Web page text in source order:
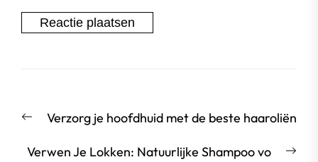
VorigeVerzorg je hoofdhuid met de beste haaroliën
Verwen Je Lokken: Natuurlijke Shampoo vo